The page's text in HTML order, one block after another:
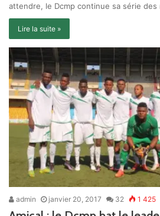
attendre, le Dcmp continue sa série des
Lire la suite »
admin janvier 20, 2017 32 1 425